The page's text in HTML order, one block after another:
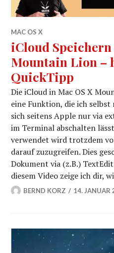
MAC OS X
iCloud
Mountain Lion –
QuickTipp
Die iCloud in Mac OS X
eine Funktion, die ich
sich seitens Apple nur via
im Terminal abschalten
verwendet wird trotzdem
darauf zuzugreifen. Dies
Dokument via (z.B.)
diesem Video zeige ich dir,
BERND KORZ 14. JANUAR